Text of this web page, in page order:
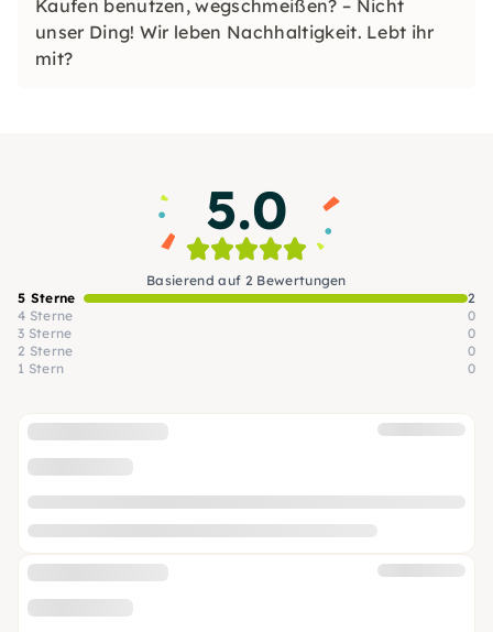
Kaufen benutzen, wegschmeißen? – Nicht
unser Ding! Wir leben Nachhaltigkeit. Lebt ihr
mit?
5.0
Basierend auf 2 Bewertungen
5 Sterne
2
4 Sterne
0
3 Sterne
0
2 Sterne
0
1 Stern
0